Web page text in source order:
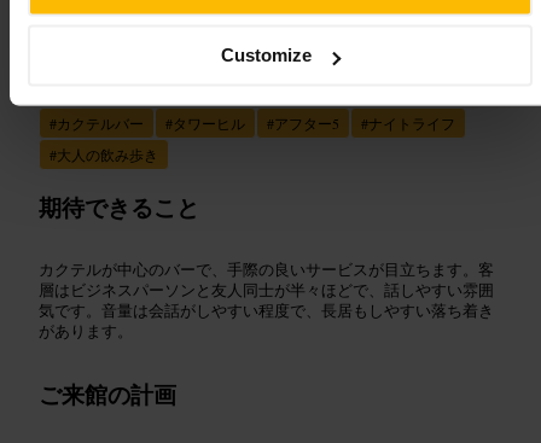
Customize
#カクテルバー #タワーヒル #アフター5 #ナイトライフ
#大人の飲み歩き
期待できること
カクテルが中心のバーで、手際の良いサービスが目立ちます。客
層はビジネスパーソンと友人同士が半々ほどで、話しやすい雰囲
気です。音量は会話がしやすい程度で、長居もしやすい落ち着き
があります。
ご来館の計画